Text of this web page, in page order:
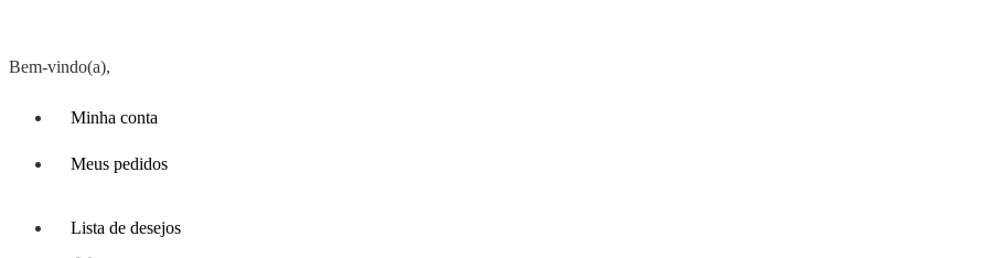
Bem-vindo(a),
Minha conta
Meus pedidos
Lista de desejos